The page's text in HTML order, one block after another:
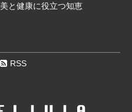
美と健康に役立つ知恵
RSS